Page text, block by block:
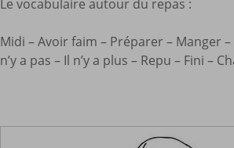
Le vocabulaire autour du repas :
Midi – Avoir faim – Préparer – Manger
n’y a pas – Il n’y a plus – Repu – Fini –